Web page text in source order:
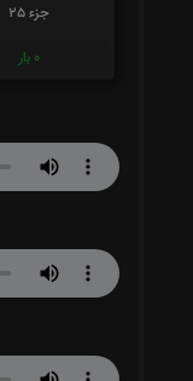
جزء 25
0 بار